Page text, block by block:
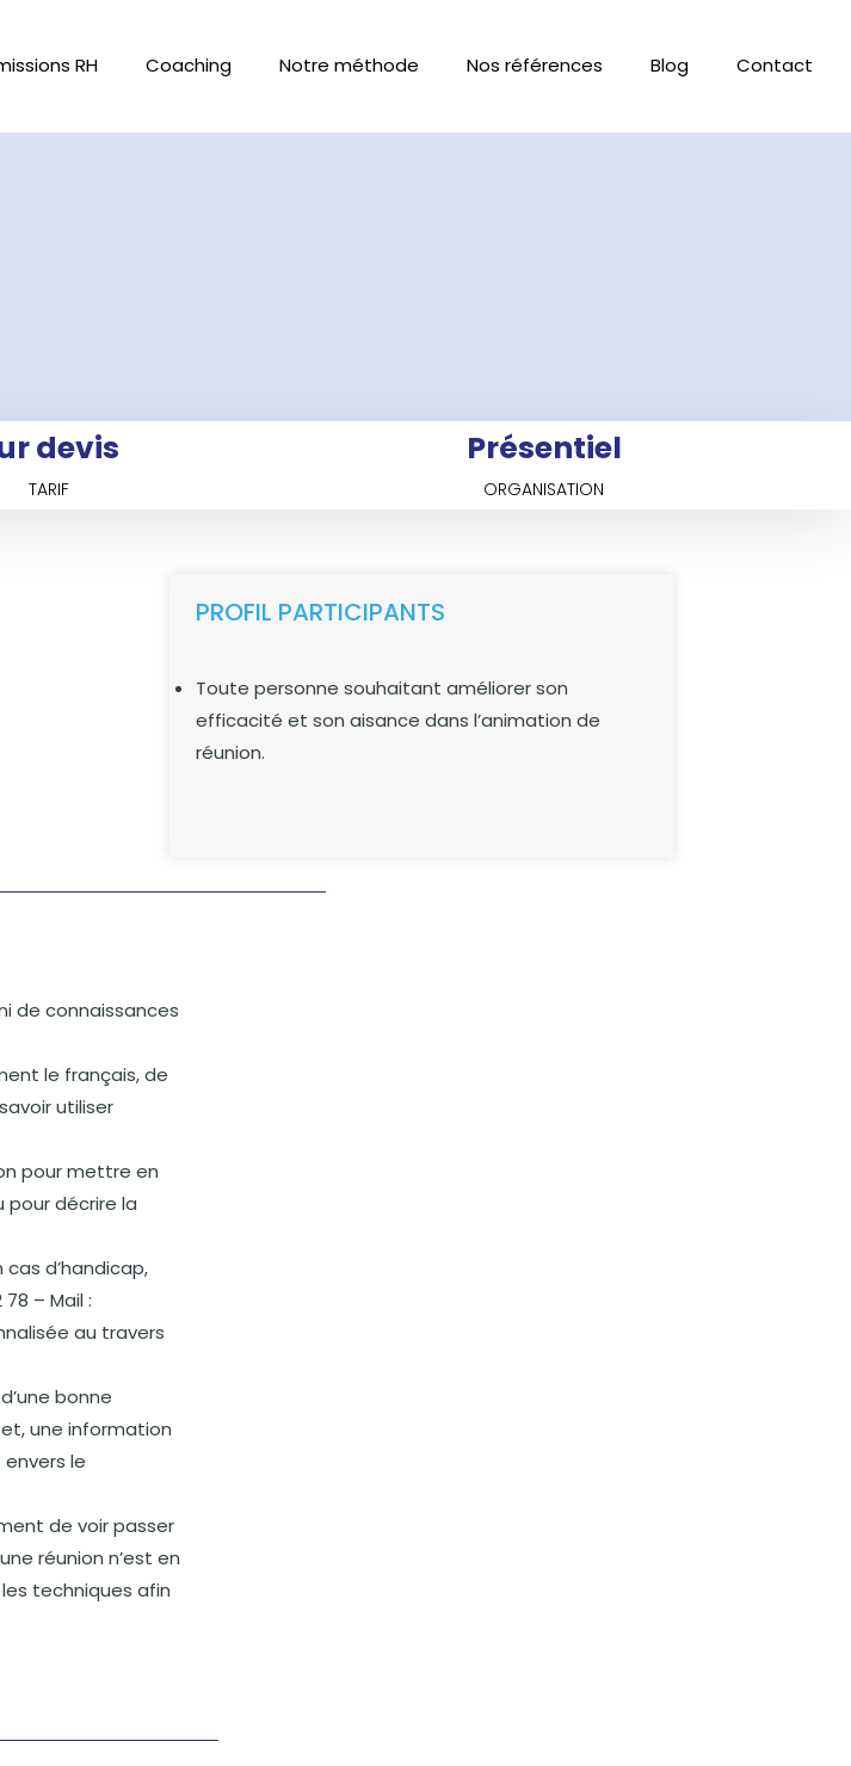
RH Coaching Notre méthode Nos références Blog Contact
devis
TARIF
Présentiel
ORGANISATION
PROFIL PARTICIPANTS
Toute personne souhaitant améliorer son
efficacité et son aisance dans l’animation de
réunion.
de connaissances
le français, de
utiliser
pour mettre en
décrire la
d’handicap,
– Mail :
au travers
bonne
une information
le
de voir passer
réunion n’est en
techniques afin